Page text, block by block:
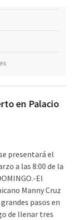
en Palacio
presentará el
a las 8:00 de la
El
Manny Cruz
pasos en
de llenar tres